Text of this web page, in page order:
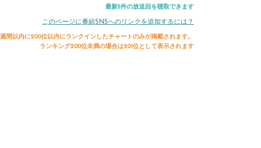
最新5件の放送回を聴取できます
このページに番組SNSへのリンクを追加するには？
週間以内に200位以内にランクインしたチャートのみが掲載されます。
ランキング200位未満の場合は201位として表示されます